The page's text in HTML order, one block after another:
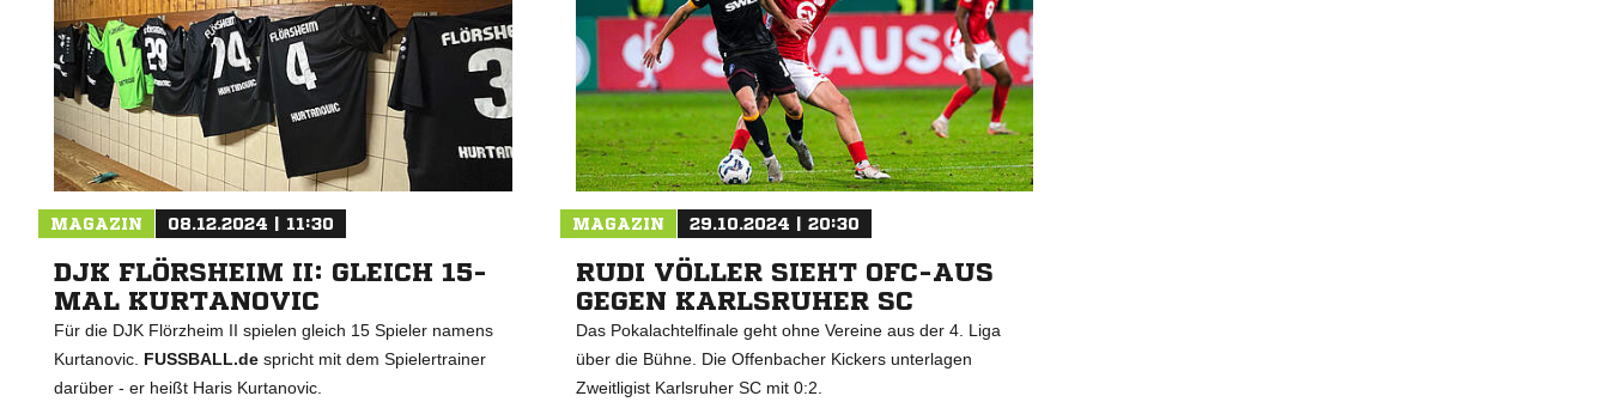
MAGAZIN 08.12.2024 | 11:30
DJK FLÖRSHEIM II: GLEICH 15-
MAL KURTANOVIC
Für die DJK Flörzheim II spielen gleich 15 Spieler namens
Kurtanovic. FUSSBALL.de spricht mit dem Spielertrainer
darüber - er heißt Haris Kurtanovic.
MAGAZIN 29.10.2024 | 20:30
RUDI VÖLLER SIEHT OFC-AUS
GEGEN KARLSRUHER SC
Das Pokalachtelfinale geht ohne Vereine aus der 4. Liga
über die Bühne. Die Offenbacher Kickers unterlagen
Zweitligist Karlsruher SC mit 0:2.